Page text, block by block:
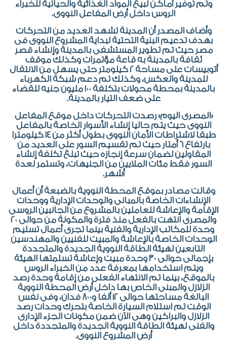
وتم توفير أماكن لبيع المواد الغذائية والحياتية للخبراء
الروس داخل أرض المفاعل النووى.
وأضاف المصدر أن المدينة تشهد العديد من التحركات
بهدف تدعيم البنية التحتية لبداية المشروع النووى فى
مصر حيث تم تطوير المستشفى بالمدينة وإنشاء قصر
ثقافة بالمدينة به قاعة مؤتمرات وكذلك موقف
أتوبيسات على مساحة ٢ كيلومتر حتى يسهل من الانتقال
للمدينة والعكس، وكذلك تم دعم شبكة الكهرباء
بالمدينة بمحطة محولات بتكلفة ١٠٠ مليون جنيه للقضاء
على ضعف التيار بالمدينة.
«المصرى اليوم» رصدت التحركات داخل موقع المفاعل
النووى حيث يتم حاليا إنشاء الأسوار الخاصة بالمفاعل
طبقا لاشتراطات الأمان النووى بطول أكثر من ١٤ كيلومترا
بارتفاع ٦ أمتار حيث تم تقسيم السور على العديد من
المقاولين لضمان سرعة إنجازه حيث تبلغ تكلفة إنشاء
السور فقط مئات الملايين من الجنيهات، وتستمر لعدة
أشهر.
وقالت مصادر بموقع المحطة النووية بالضبعة أن أعمال
الإنشاءات الخاصة بالمبانى والوحدات الإدارية ووحدات
الإقامة والإعاشة للعاملين بالمشروع من الجانبين الروسى
والمصرى انتهت بالفعل منذ فترة والمكونة من حوالى ٢٠
وحدة للمكاتب الإدارية والفنية بينما تجرى أعمال تسليم
الوحدات الخاصة بالإعاشة والمبيت للفنيين والمهندسين
التابعين لهيئة الطاقة النووية الجديدة والمتجددة
بإجمالى حوالى ٣٠ وحدة مبيت وإعاشة تسلمتها الهيئة
ويتم استخدامها بمعرفة عدد من الخبراء الروس
بالموقع، بينما تم الانتهاء الفعلى من إقامة وحدة رصد
الزلازل والمبنى الخاص بها داخل أرض المحطة النووية
البالغة مساحتها حوالى ١٢ ألفا و٨٠٠ فدان، وفى نفس
الوقت تم استلام السيارة الخاصة بتحرك وحدات رصد
الزلازل والبراكين وهى الآن ضمن مكونات الجزء الإدارى
والفنى لهيئة الطاقة النووية الجديدة والمتجددة داخل
أرض المشروع النووى.